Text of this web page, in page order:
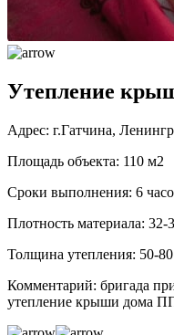
Утепление
Адрес: г.Гатчина,
Площадь объекта: 110 м2
Сроки выполнения: 6
Плотность материала: 32-
Толщина утепления: 50-
Комментарий: бригада
утепление крыши дома